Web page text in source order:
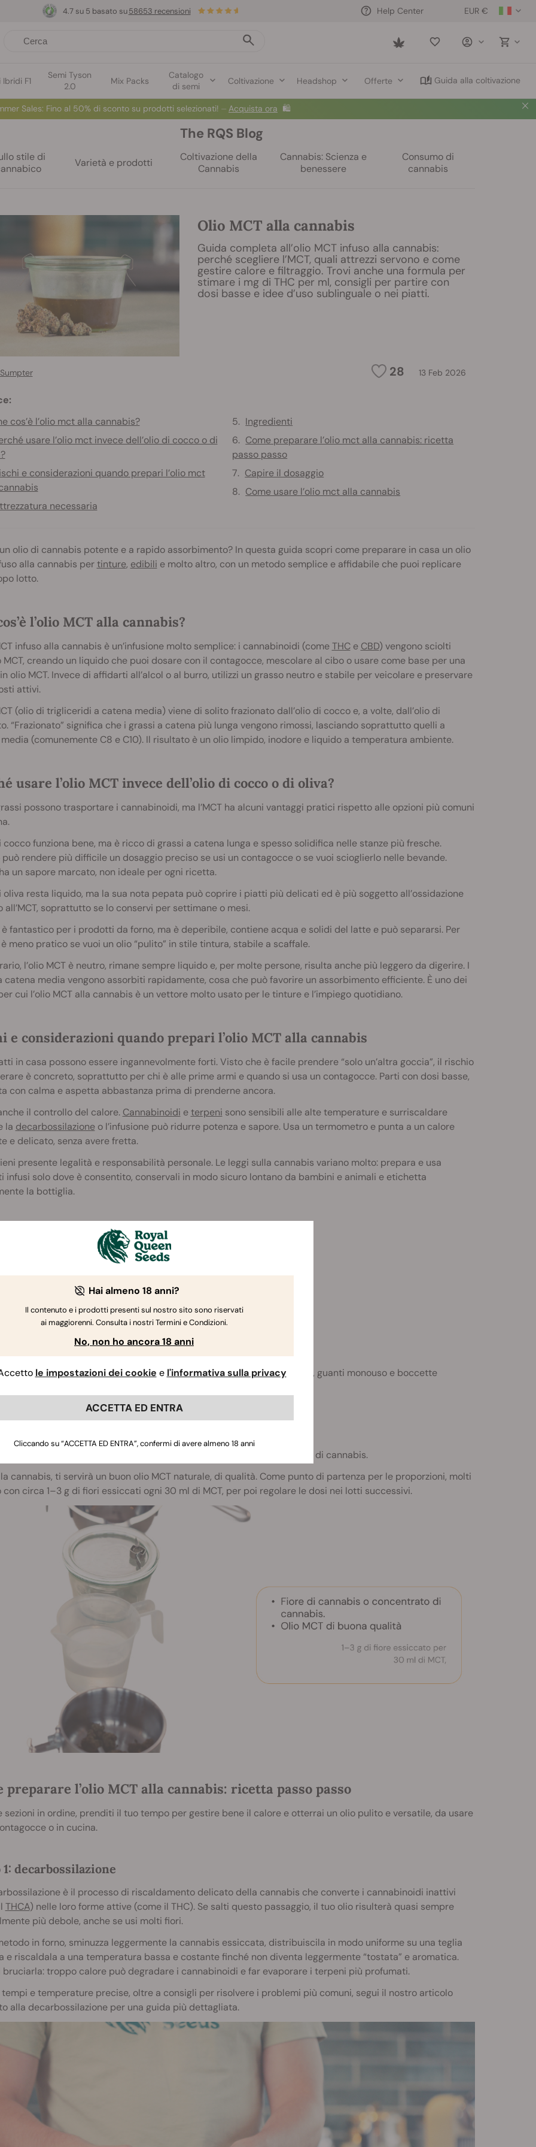
EUR €
Help Center
Saved
Ibridi F1
Semi Tyson
2.0
Mix Packs
Catalogo
di semi
Coltivazione Headshop Offerte Guida alla coltivazione
4.7 su 5 basato su 58653 recensioni
Sales: Fino al 50% di sconto su prodotti selezionati! ⏤ Acquista ora 🛍️
The RQS Blog
stile di
Varietà e prodotti
Coltivazione della
Cannabis
Cannabis: Scienza e
benessere
Consumo di
cannabis
Olio MCT alla cannabis
Guida completa all’olio MCT infuso alla cannabis:
perché scegliere l’MCT, quali attrezzi servono e come
gestire calore e filtraggio. Trovi anche una formula per
stimare i mg di THC per ml, consigli per partire con
dosi basse e idee d’uso sublinguale o nei piatti.
28 13 Feb 2026
cos’è l’olio mct alla cannabis?
usare l’olio mct invece dell’olio di cocco o di
e considerazioni quando prepari l’olio mct
necessaria
Ingredienti
Come preparare l’olio mct alla cannabis: ricetta
passo passo
Capire il dosaggio
Come usare l’olio mct alla cannabis
olio di cannabis potente e a rapido assorbimento? In questa guida scopri come preparare in casa un olio
alla cannabis pertinture, edibili e molto altro, con un metodo semplice e affidabile che puoi replicare
lotto.
l’olio MCT alla cannabis?
infuso alla cannabis è un’infusione molto semplice: i cannabinoidi (comeTHCe CBD) vengono sciolti
MCT, creando un liquido che puoi dosare con il contagocce, mescolare al cibo o usare come base per una
olio MCT. Invece di affidarti all’alcol o al burro, utilizzi un grasso neutro e stabile per veicolare e preservare
attivi.
(olio di trigliceridi a catena media) viene di solito frazionato dall’olio di cocco e, a volte, dall’olio di
“Frazionato” significa che i grassi a catena più lunga vengono rimossi, lasciando soprattutto quelli a
(comunemente C8 e C10). Il risultato è un olio limpido, inodore e liquido a temperatura ambiente.
usare l’olio MCT invece dell’olio di cocco o di oliva?
possono trasportare i cannabinoidi, ma l’MCT ha alcuni vantaggi pratici rispetto alle opzioni più comuni
cocco funziona bene, ma è ricco di grassi a catena lunga e spesso solidifica nelle stanze più fresche.
può rendere più difficile un dosaggio preciso se usi un contagocce o se vuoi scioglierlo nelle bevande.
un sapore marcato, non ideale per ogni ricetta.
oliva resta liquido, ma la sua nota pepata può coprire i piatti più delicati ed è più soggetto all’ossidazione
all’MCT, soprattutto se lo conservi per settimane o mesi.
fantastico per i prodotti da forno, ma è deperibile, contiene acqua e solidi del latte e può separarsi. Per
meno pratico se vuoi un olio “pulito” in stile tintura, stabile a scaffale.
l’olio MCT è neutro, rimane sempre liquido e, per molte persone, risulta anche più leggero da digerire. I
catena media vengono assorbiti rapidamente, cosa che può favorire un assorbimento efficiente. È uno dei
cui l’olio MCT alla cannabis è un vettore molto usato per le tinture e l’impiego quotidiano.
e considerazioni quando prepari l’olio MCT alla cannabis
in casa possono essere ingannevolmente forti. Visto che è facile prendere “solo un’altra goccia”, il rischio
è concreto, soprattutto per chi è alle prime armi e quando si usa un contagocce. Parti con dosi basse,
con calma e aspetta abbastanza prima di prenderne ancora.
il controllo del calore. Cannabinoidi eterpeni sono sensibili alle alte temperature e surriscaldare
la decarbossilazioneo l’infusione può ridurre potenza e sapore. Usa un termometro e punta a un calore
e delicato, senza avere fretta.
presente legalità e responsabilità personale. Le leggi sulla cannabis variano molto: prepara e usa
infusi solo dove è consentito, conservali in modo sicuro lontano da bambini e animali e etichetta
la bottiglia.
necessaria
da forno e forno (per la decarbossilazione)
per l’infusione
alimentare o colino a maglia fine per filtrare
precisione e pulizia, valuta anche una bilancia digitale, un imbuto, guanti monouso e boccette
l’olio MCT infuso usando sia fiori di cannabis sia un concentrato di cannabis.
cannabis, ti servirà un buon olio MCT naturale, di qualità. Come punto di partenza per le proporzioni, molti
con circa 1–3 g di fiori essiccati ogni 30 ml di MCT, per poi regolare le dosi nei lotti successivi.
preparare l’olio MCT alla cannabis: ricetta passo passo
sezioni in ordine, prenditi il tuo tempo per gestire bene il calore e otterrai un olio pulito e versatile, da usare
o in cucina.
1: decarbossilazione
è il processo di riscaldamento delicato della cannabis che converte i cannabinoidi inattivi
THCA) nelle loro forme attive (come il THC). Se salti questo passaggio, il tuo olio risulterà quasi sempre
più debole, anche se usi molti fiori.
in forno, sminuzza leggermente la cannabis essiccata, distribuiscila in modo uniforme su una teglia
e riscaldala a una temperatura bassa e costante finché non diventa leggermente “tostata” e aromatica.
bruciarla: troppo calore può degradare i cannabinoidi e far evaporare i terpeni più profumati.
tempi e temperature precise, oltre a consigli per risolvere i problemi più comuni, segui il nostro articolo
alla decarbossilazione per una guida più dettagliata.
Hai almeno 18 anni?
Il contenuto e i prodotti presenti sul nostro sito sono riservati
ai maggiorenni. Consulta i nostri Termini e Condizioni.
No, non ho ancora 18 anni
le impostazioni dei cookie e l'informativa sulla privacy
ACCETTA ED ENTRA
Cliccando su “ACCETTA ED ENTRA”, confermi di avere almeno 18 anni